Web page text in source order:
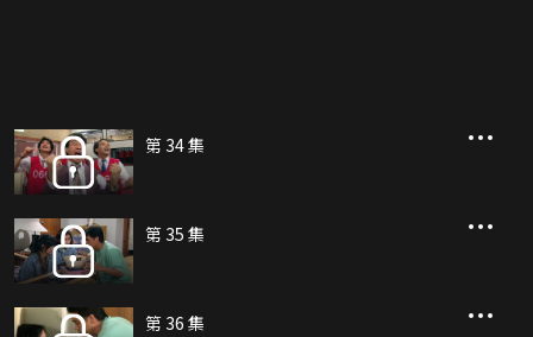
第 34 集
第 35 集
第 36 集